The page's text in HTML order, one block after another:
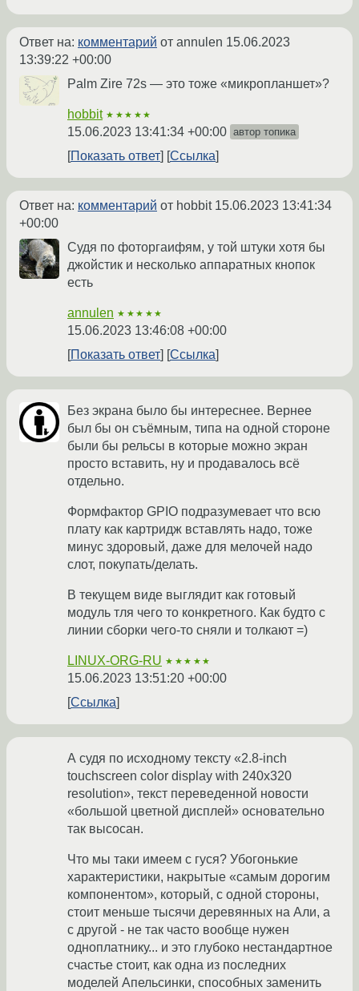
Ответ на: комментарий от annulen 15.06.2023
13:39:22 +00:00
Palm Zire 72s — это тоже «микропланшет»?
hobbit ★★★★★
15.06.2023 13:41:34 +00:00 автор топика
Показать ответ Ссылка
Ответ на: комментарий от hobbit 15.06.2023 13:41:34
+00:00
Судя по фоторгаифям, у той штуки хотя бы
джойстик и несколько аппаратных кнопок
есть
annulen ★★★★★
15.06.2023 13:46:08 +00:00
Показать ответ
Ссылка
Без экрана было бы интереснее. Вернее
был бы он съёмным, типа на одной стороне
были бы рельсы в которые можно экран
просто вставить, ну и продавалось всё
отдельно.
Формфактор GPIO подразумевает что всю
плату как картридж вставлять надо, тоже
минус здоровый, даже для мелочей надо
слот, покупать/делать.
В текущем виде выглядит как готовый
модуль тля чего то конкретного. Как будто с
линии сборки чего-то сняли и толкают =)
LINUX-ORG-RU ★★★★★
15.06.2023 13:51:20 +00:00
Ссылка
А судя по исходному тексту «2.8-inch
touchscreen color display with 240x320
resolution», текст переведенной новости
«большой цветной дисплей» основательно
так высосан.
Что мы таки имеем с гуся? Убогонькие
характеристики, накрытые «самым дорогим
компонентом», который, с одной стороны,
стоит меньше тысячи деревянных на Али, а
с другой - не так часто вообще нужен
одноплатнику... и это глубоко нестандартное
счастье стоит, как одна из последних
моделей Апельсинки, способных заменить